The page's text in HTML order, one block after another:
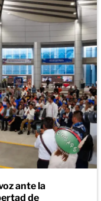
ante la
de